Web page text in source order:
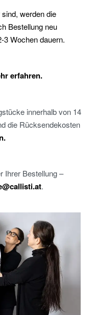
werden die
Bestellung neu
3 Wochen dauern.
erfahren.
innerhalb von 14
die Rücksendekosten
Ihrer Bestellung –
.